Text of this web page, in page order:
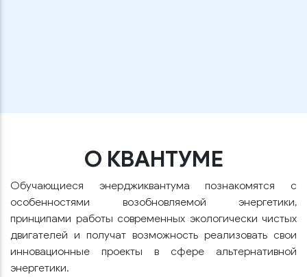
О КВАНТУМЕ
Обучающиеся энерджиквантума познакомятся с
особенностями возобновляемой энергетики,
принципами работы современных экологически чистых
двигателей и получат возможность реализовать свои
инновационные проекты в сфере альтернативной
энергетики.